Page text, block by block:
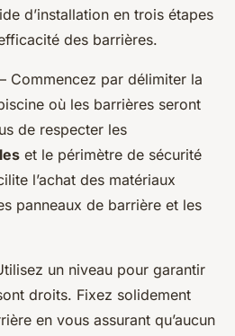
d’installation en trois étapes
des barrières.
– Commencez par délimiter la
où les barrières seront
de respecter les
et le périmètre de sécurité
l’achat des matériaux
panneaux de barrière et les
un niveau pour garantir
droits. Fixez solidement
en vous assurant qu’aucun